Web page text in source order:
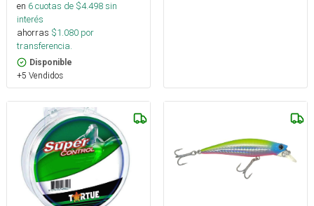
en 6cuotas de $4.498sin
interés
ahorras $1.080 por
transferencia.
Disponible
+5 Vendidos